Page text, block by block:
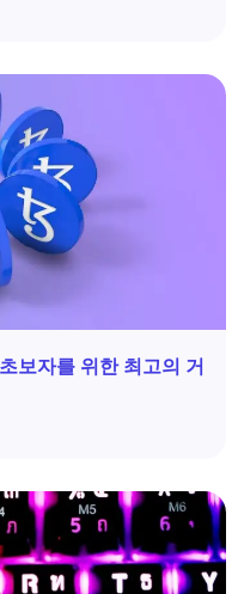
보자를 위한 최고의 거